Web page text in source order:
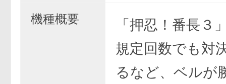
機種概要
「押忍！番長３
規定回数でも対
るなど、ベルが